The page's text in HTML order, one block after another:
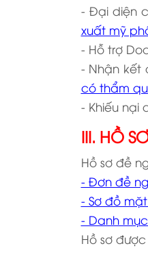
- Đại diện
xuất mỹ
- Hỗ trợ
- Nhận kết
có thẩm
- Khiếu nại
III. HỒ
Hồ sơ đề
- Đơn đề
- Sơ đồ
- Danh
Hồ sơ